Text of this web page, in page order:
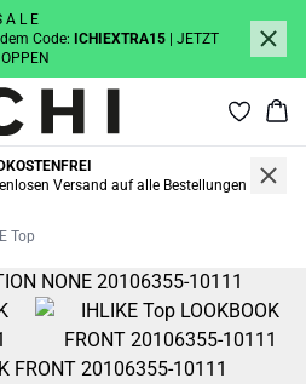
A L E
Code: ICHIEXTRA15
| JETZT
Versand auf alle Bestellungen
Top